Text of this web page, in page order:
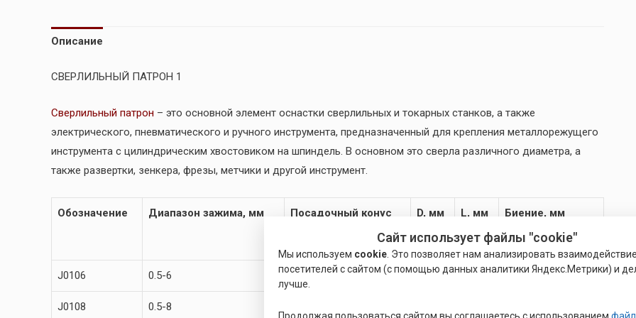
Описание
СВЕРЛИЛЬНЫЙ ПАТРОН 1
Сверлильный патрон – это основной элемент оснастки сверлильных и токарных станков, а также
электрического, пневматического и ручного инструмента, предназначенный для крепления металлорежущего
инструмента с цилиндрическим хвостовиком на шпиндель. В основном это сверла различного диаметра, а
также развертки, зенкера, фрезы, метчики и другой инструмент.
Обозначение Диапазон зажима, мм Посадочный конус D, мм L, мм Биение, мм
P D
J0106 0.5-6 B10 34 72 0.12 0.16 —
J0108 0.5-8
Сайт использует файлы "cookie"
Мы используем cookie . Это позволяет нам анализировать взаимодействие
посетителей с сайтом (с помощью данных аналитики Яндекс.Метрики) и
лучше.